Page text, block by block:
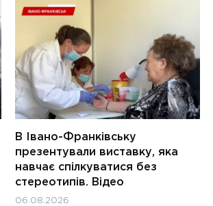
В Івано-Франківську
презентували виставку, яка
навчає спілкуватися без
стереотипів. Відео
06.08.2026